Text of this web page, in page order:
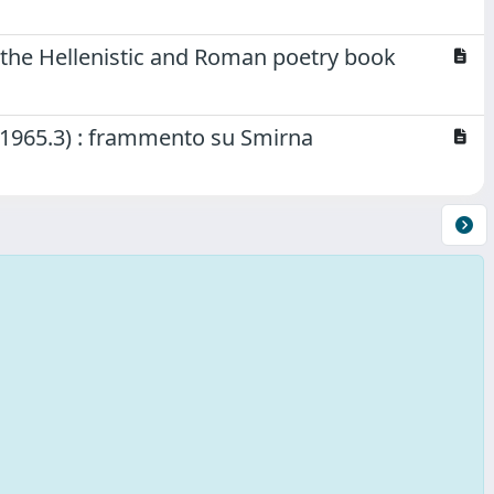
Hellenistic and Roman poetry book
: frammento su Smirna